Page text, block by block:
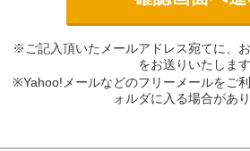
※ご記入頂いたメールアドレス宛てに、
をお送りいたします
※Yahoo!メールなどのフリーメールをご
ォルダに入る場合があり